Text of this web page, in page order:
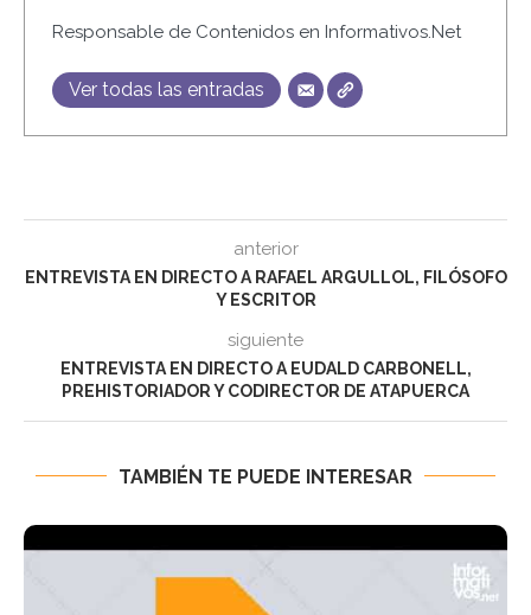
Responsable de Contenidos en Informativos.Net
Ver todas las entradas
anterior
ENTREVISTA EN DIRECTO A RAFAEL ARGULLOL, FILÓSOFO
Y ESCRITOR
siguiente
ENTREVISTA EN DIRECTO A EUDALD CARBONELL,
PREHISTORIADOR Y CODIRECTOR DE ATAPUERCA
TAMBIÉN TE PUEDE INTERESAR